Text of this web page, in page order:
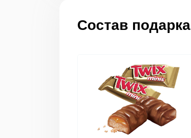
Состав подарка